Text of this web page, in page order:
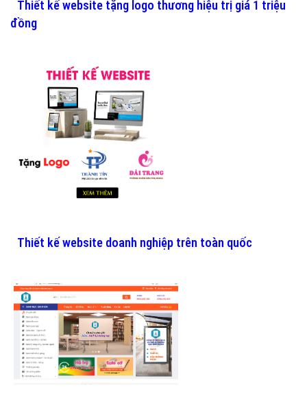
Thiết kế website tặng logo thương hiệu trị giá 1 triệu
đồng
Thiết kế website doanh nghiệp trên toàn quốc